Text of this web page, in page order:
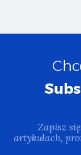
Zapisz
artykułach,